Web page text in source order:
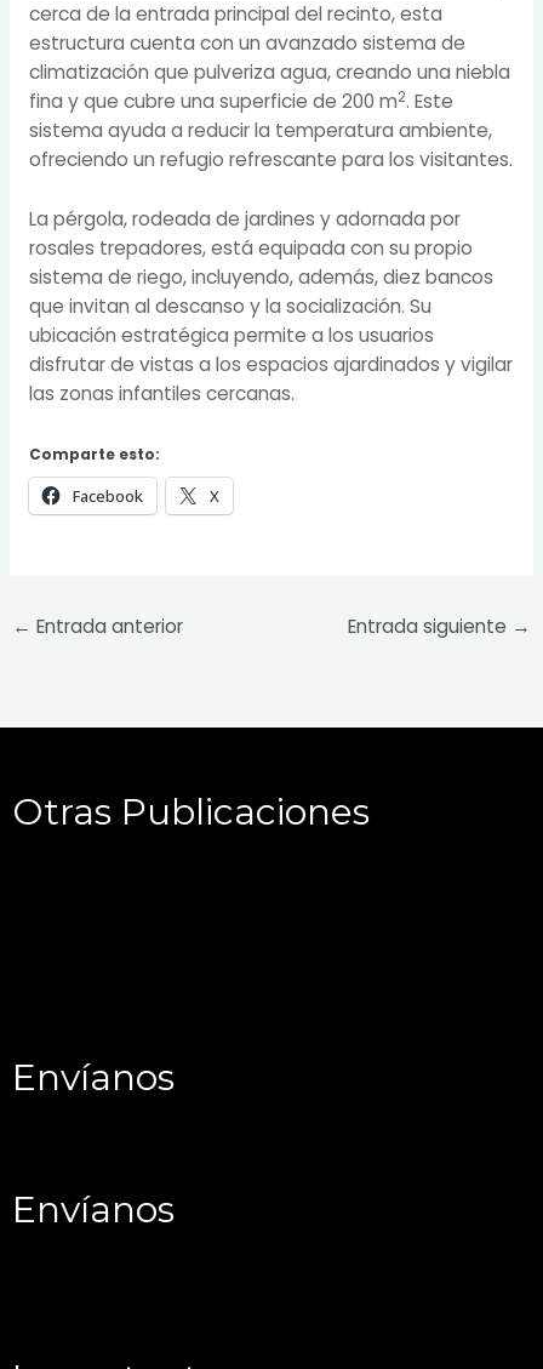
cerca de la entrada principal del recinto, esta
estructura cuenta con un avanzado sistema de
climatización que pulveriza agua, creando una niebla
fina y que cubre una superficie de 200 m2. Este
sistema ayuda a reducir la temperatura ambiente,
ofreciendo un refugio refrescante para los visitantes.
La pérgola, rodeada de jardines y adornada por
rosales trepadores, está equipada con su propio
sistema de riego, incluyendo, además, diez bancos
que invitan al descanso y la socialización. Su
ubicación estratégica permite a los usuarios
disfrutar de vistas a los espacios ajardinados y vigilar
las zonas infantiles cercanas.
Comparte esto:
Facebook X
← Entrada anterior Entrada siguiente →
Otras Publicaciones
Envíanos
Envíanos